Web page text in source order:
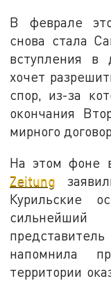
В феврале
снова стала
вступления в
хочет
спор, из-за
окончания
мирного
На этом фоне
Zeitung
Курильские
напомнила
территории